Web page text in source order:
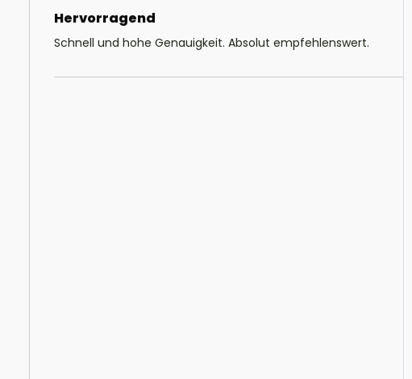
Hervorragend
Schnell und hohe Genauigkeit. Absolut empfehlenswert.